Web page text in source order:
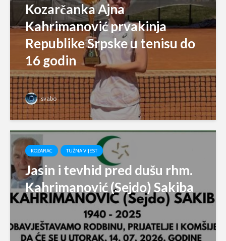
Kozarčanka Ajna
Kahrimanović prvakinja
Republike Srpske u tenisu do
16 godin
svabo
KOZARAC TUŽNA VIJEST
Jasin i tevhid pred dušu rhm.
Kahrimanović (Sejdo) Sakiba